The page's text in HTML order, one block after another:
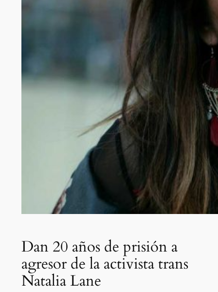
Dan 20 años de prisión a
agresor de la activista trans
Natalia Lane